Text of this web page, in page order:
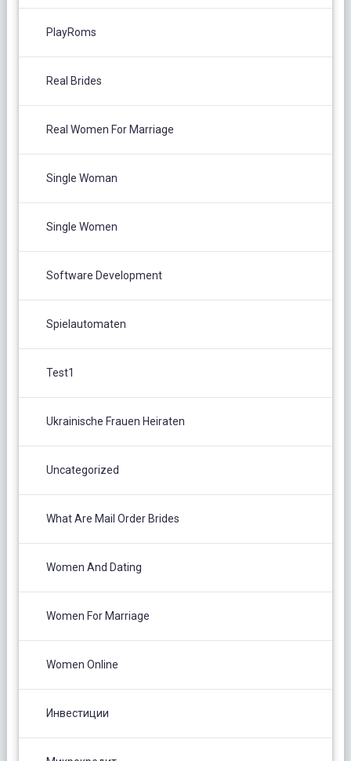
PlayRoms
Real Brides
Real Women For Marriage
Single Woman
Single Women
Software Development
Spielautomaten
Test1
Ukrainische Frauen Heiraten
Uncategorized
What Are Mail Order Brides
Women And Dating
Women For Marriage
Women Online
Инвестиции